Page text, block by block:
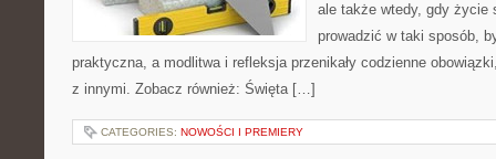
ale także wtedy, gdy życie
prowadzić w taki sposób,
praktyczna, a modlitwa i refleksja przenikały codzienne
z innymi. Zobacz również: Święta […]
CATEGORIES: NOWOŚCI I PREMIERY